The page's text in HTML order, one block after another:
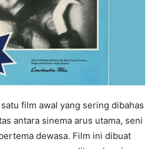
film awal yang sering dibahas
antara sinema arus utama, seni
dewasa. Film ini dibuat